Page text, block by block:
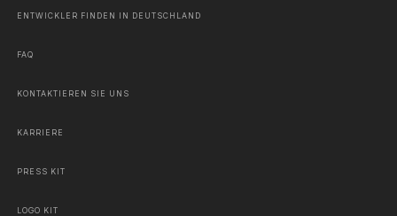
ENTWICKLER FINDEN IN DEUTSCHLAND
FAQ
KONTAKTIEREN SIE UNS
KARRIERE
PRESS KIT
LOGO KIT